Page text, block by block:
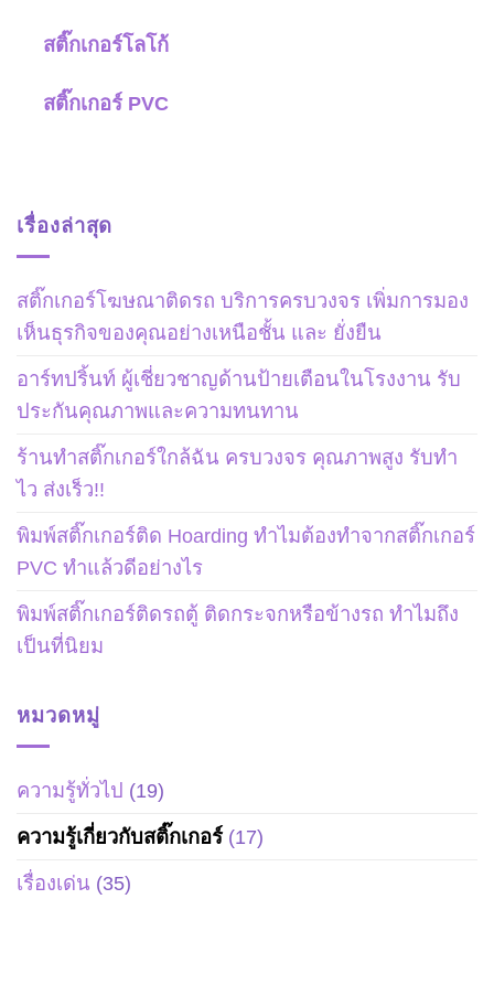
สติ๊กเกอร์โลโก้
สติ๊กเกอร์ PVC
เรื่องล่าสุด
สติ๊กเกอร์โฆษณาติดรถ บริการครบวงจร เพิ่มการมอง
เห็นธุรกิจของคุณอย่างเหนือชั้น และ ยั่งยืน
อาร์ทปริ้นท์ ผู้เชี่ยวชาญด้านป้ายเตือนในโรงงาน รับ
ประกันคุณภาพและความทนทาน
ร้านทําสติ๊กเกอร์ใกล้ฉัน ครบวงจร คุณภาพสูง รับทํา
ไว ส่งเร็ว!!
พิมพ์สติ๊กเกอร์ติด Hoarding ทำไมต้องทำจากสติ๊กเกอร์
PVC ทำแล้วดีอย่างไร
พิมพ์สติ๊กเกอร์ติดรถตู้ ติดกระจกหรือข้างรถ ทำไมถึง
เป็นที่นิยม
หมวดหมู่
ความรู้ทั่วไป (19)
ความรู้เกี่ยวกับสติ๊กเกอร์(17)
เรื่องเด่น (35)